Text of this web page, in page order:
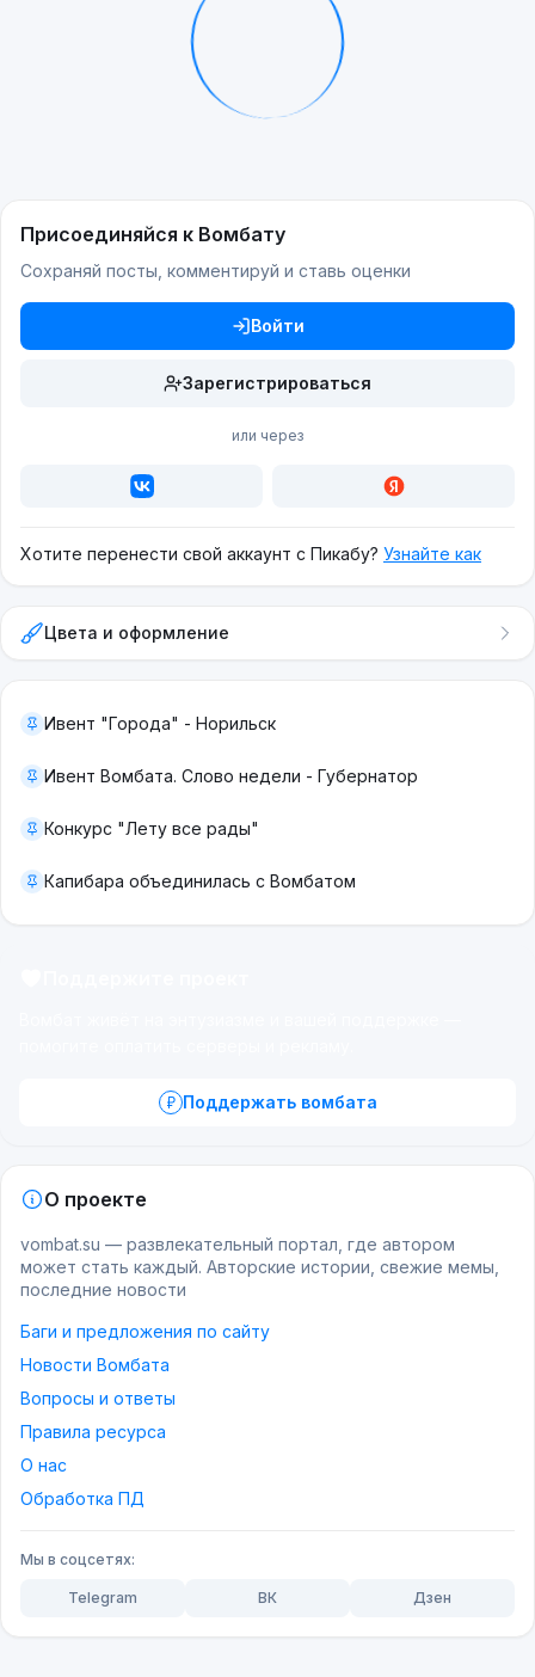
Присоединяйся к Вомбату
Сохраняй посты, комментируй и ставь оценки
Войти
Зарегистрироваться
или через
Хотите перенести свой аккаунт с Пикабу? Узнайте как
Цвета и оформление
Ивент "Города" - Норильск
Ивент Вомбата. Слово недели - Губернатор
Конкурс "Лету все рады"
Капибара объединилась с Вомбатом
Поддержать вомбата
О проекте
vombat.su — развлекательный портал, где автором
может стать каждый. Авторские истории, свежие мемы,
последние новости
Баги и предложения по сайту
Новости Вомбата
Вопросы и ответы
Правила ресурса
О нас
Обработка ПД
Мы в соцсетях:
Telegram ВК Дзен